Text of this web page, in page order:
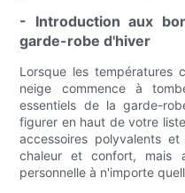
- Introduction aux
garde-robe d'hiver
Lorsque les températures
neige commence à
essentiels de la garde-
figurer en haut de votre
accessoires polyvalents
chaleur et confort, mais
personnelle à n'importe